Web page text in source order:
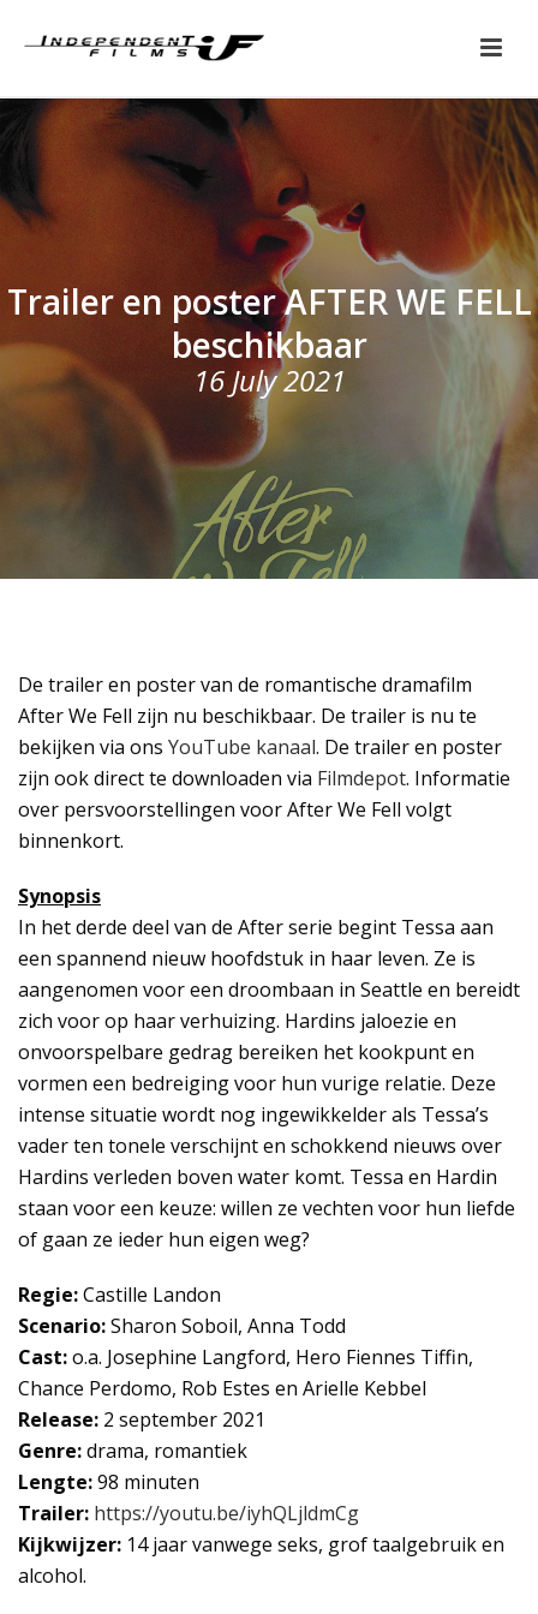
Trailer en poster AFTER WE FELL
beschikbaar
16 July 2021
De trailer en poster van de romantische dramafilm
After We Fell zijn nu beschikbaar. De trailer is nu te
bekijken via ons YouTube kanaal. De trailer en poster
zijn ook direct te downloaden via Filmdepot. Informatie
over persvoorstellingen voor After We Fell volgt
binnenkort.
Synopsis
In het derde deel van de After serie begint Tessa aan
een spannend nieuw hoofdstuk in haar leven. Ze is
aangenomen voor een droombaan in Seattle en bereidt
zich voor op haar verhuizing. Hardins jaloezie en
onvoorspelbare gedrag bereiken het kookpunt en
vormen een bedreiging voor hun vurige relatie. Deze
intense situatie wordt nog ingewikkelder als Tessa’s
vader ten tonele verschijnt en schokkend nieuws over
Hardins verleden boven water komt. Tessa en Hardin
staan voor een keuze: willen ze vechten voor hun liefde
of gaan ze ieder hun eigen weg?
Regie:Castille Landon
Scenario:Sharon Soboil, Anna Todd
Cast:o.a. Josephine Langford, Hero Fiennes Tiffin,
Chance Perdomo, Rob Estes en Arielle Kebbel
Release: 2 september 2021
Genre:drama, romantiek
Lengte:98 minuten
Trailer: https://youtu.be/iyhQLjldmCg
Kijkwijzer: 14 jaar vanwege seks, grof taalgebruik en
alcohol.